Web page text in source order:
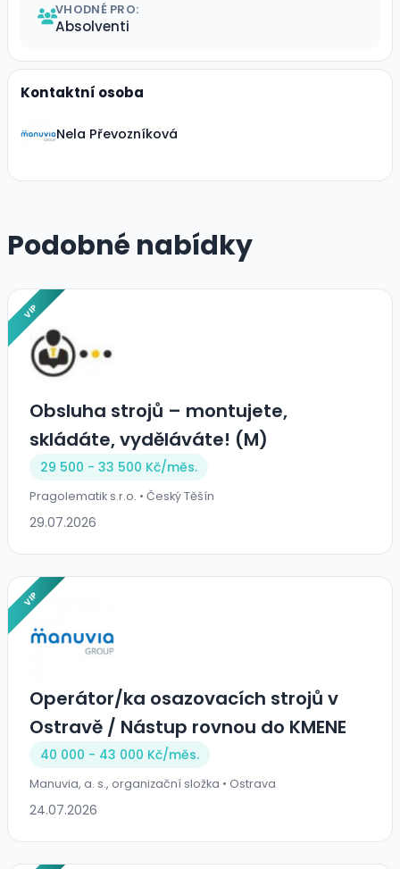
VHODNÉ PRO:
Absolventi
Kontaktní osoba
Nela Převozníková
Podobné nabídky
VIP
Obsluha strojů – montujete,
skládáte, vyděláváte! (M)
29 500 - 33 500 Kč/měs.
Pragolematik s.r.o. • Český Těšín
29.07.2026
VIP
Operátor/ka osazovacích strojů v
Ostravě / Nástup rovnou do KMENE
40 000 - 43 000 Kč/měs.
Manuvia, a. s., organizační složka • Ostrava
24.07.2026